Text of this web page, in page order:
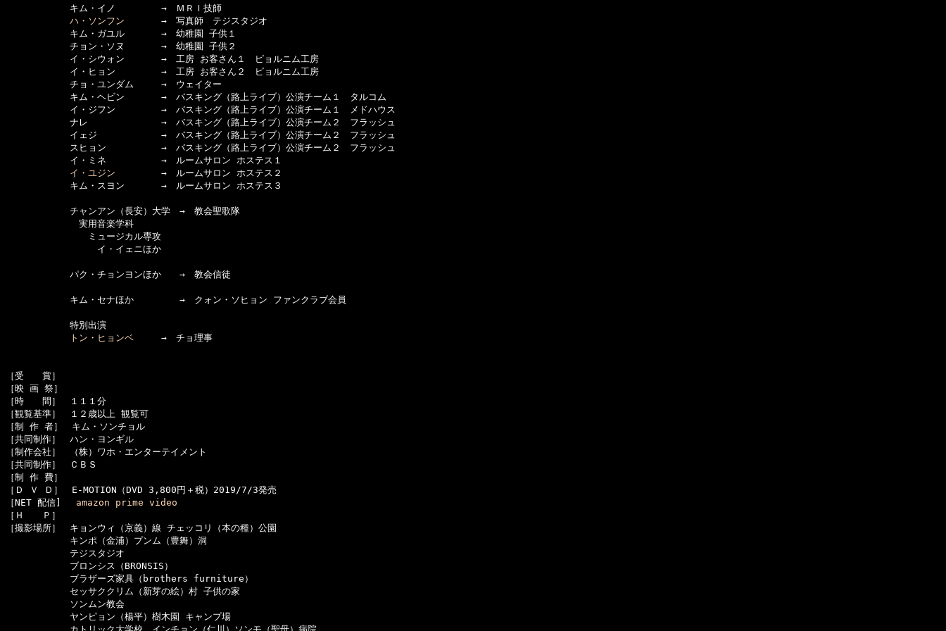
キム・イノ　　　　　→　ＭＲＩ技師
ハ・ソンフン →　写真師　テジスタジオ
キム・ガユル　　　　→　幼稚園 子供１
チョン・ソヌ　　　　→　幼稚園 子供２
イ・シウォン　　　　→　工房 お客さん１　ピョルニム工房
イ・ヒョン　　　　　→　工房 お客さん２　ピョルニム工房
チョ・ユンダム　　　→　ウェイター
キム・ヘビン　　　　→　バスキング（路上ライブ）公演チーム１　タルコム
イ・ジフン　　　　　→　バスキング（路上ライブ）公演チーム１　メドハウス
ナレ　　　　　　　　→　バスキング（路上ライブ）公演チーム２　フラッシュ
イェジ　　　　　　　→　バスキング（路上ライブ）公演チーム２　フラッシュ
スヒョン　　　　　　→　バスキング（路上ライブ）公演チーム２　フラッシュ
イ・ミネ　　　　　　→　ルームサロン ホステス１
イ・ユジン →　ルームサロン ホステス２
キム・スヨン　　　　→　ルームサロン ホステス３
チャンアン（長安）大学　→　教会聖歌隊
実用音楽学科
ミュージカル専攻
イ・イェニほか
パク・チョンヨンほか　　→　教会信徒
キム・セナほか　　　　　→　クォン・ソヒョン ファンクラブ会員
特別出演
トン・ヒョンベ →　チョ理事
［受　　賞］
［映 画 祭］
［時　　間］　１１１分
［観覧基準］　１２歳以上 観覧可
［制 作 者］　キム・ソンチョル
［共同制作］　ハン・ヨンギル
［制作会社］　（株）ワホ・エンターテイメント
［共同制作］　ＣＢＳ
［制 作 費］
［Ｄ Ｖ Ｄ］　E-MOTION（DVD 3,800円＋税）2019/7/3発売
［NET 配信] amazon prime video
［Ｈ　　Ｐ］
［撮影場所］　キョンウィ（京義）線 チェッコリ（本の種）公園
キンポ（金浦）プンム（豊舞）洞
テジスタジオ
ブロンシス（BRONSIS）
ブラザーズ家具（brothers furniture）
セッサククリム（新芽の絵）村 子供の家
ソンムン教会
ヤンピョン（楊平）樹木園 キャンプ場